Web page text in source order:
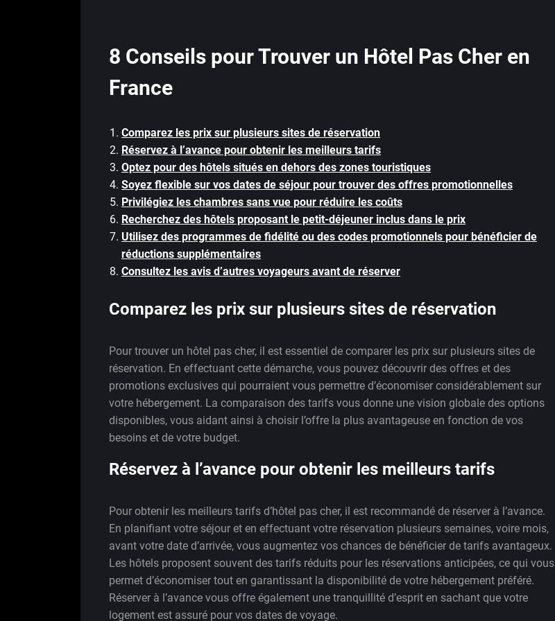
8 Conseils pour Trouver un Hôtel Pas Cher en
France
Comparez les prix sur plusieurs sites de réservation
Réservez à l’avance pour obtenir les meilleurs tarifs
Optez pour des hôtels situés en dehors des zones touristiques
Soyez flexible sur vos dates de séjour pour trouver des offres promotionnelles
Privilégiez les chambres sans vue pour réduire les coûts
Recherchez des hôtels proposant le petit-déjeuner inclus dans le prix
Utilisez des programmes de fidélité ou des codes promotionnels pour bénéficier de
réductions supplémentaires
Consultez les avis d’autres voyageurs avant de réserver
Comparez les prix sur plusieurs sites de réservation
Pour trouver un hôtel pas cher, il est essentiel de comparer les prix sur plusieurs sites de
réservation. En effectuant cette démarche, vous pouvez découvrir des offres et des
promotions exclusives qui pourraient vous permettre d’économiser considérablement sur
votre hébergement. La comparaison des tarifs vous donne une vision globale des options
disponibles, vous aidant ainsi à choisir l’offre la plus avantageuse en fonction de vos
besoins et de votre budget.
Réservez à l’avance pour obtenir les meilleurs tarifs
Pour obtenir les meilleurs tarifs d’hôtel pas cher, il est recommandé de réserver à l’avance.
En planifiant votre séjour et en effectuant votre réservation plusieurs semaines, voire mois,
avant votre date d’arrivée, vous augmentez vos chances de bénéficier de tarifs avantageux.
Les hôtels proposent souvent des tarifs réduits pour les réservations anticipées, ce qui vous
permet d’économiser tout en garantissant la disponibilité de votre hébergement préféré.
Réserver à l’avance vous offre également une tranquillité d’esprit en sachant que votre
logement est assuré pour vos dates de voyage.